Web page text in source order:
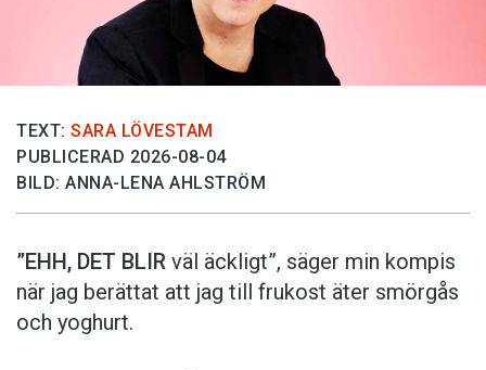
TEXT: SARA LÖVESTAM
PUBLICERAD 2026-08-04
BILD: ANNA-LENA AHLSTRÖM
”EHH, DET BLIR väl äckligt”, säger min kompis
när jag berättat att jag till frukost äter smörgås
och yoghurt.